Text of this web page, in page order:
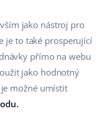
jako nástroj pro
je to také prosperující
přímo na webu
jako hodnotný
možné umístit